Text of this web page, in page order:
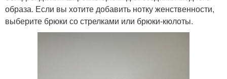
образа. Если вы хотите добавить нотку женственности,
выберите брюки со стрелками или брюки-кюлоты.